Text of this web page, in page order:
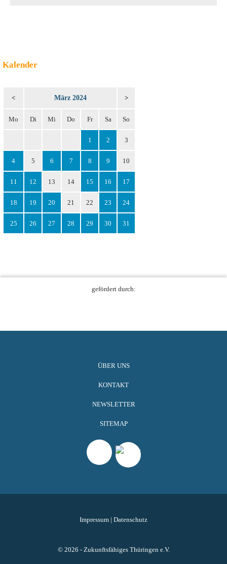
Kalender
< März 2024 >
Mo Di Mi Do Fr Sa So
1 2 3
4 5 6 7 8 9 10
11 12 13 14 15 16 17
18 19 20 21 22 23 24
25 26 27 28 29 30 31
gefördert durch:
ÜBER UNS
KONTAKT
NEWSLETTER
SITEMAP
Impressum Datenschutz
© 2026 - Zukunftsfähiges Thüringen e.V.